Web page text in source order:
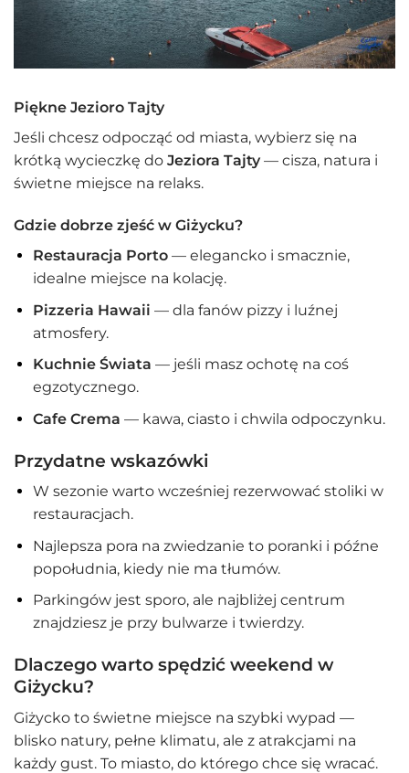
Piękne Jezioro Tajty
Jeśli chcesz odpocząć od miasta, wybierz się na
krótką wycieczkę do Jeziora Tajty — cisza, natura i
świetne miejsce na relaks.
Gdzie dobrze zjeść w Giżycku?
Restauracja Porto— elegancko i smacznie,
idealne miejsce na kolację.
Pizzeria Hawaii — dla fanów pizzy i luźnej
atmosfery.
Kuchnie Świata — jeśli masz ochotę na coś
egzotycznego.
Cafe Crema — kawa, ciasto i chwila odpoczynku.
Przydatne wskazówki
W sezonie warto wcześniej rezerwować stoliki w
restauracjach.
Najlepsza pora na zwiedzanie to poranki i późne
popołudnia, kiedy nie ma tłumów.
Parkingów jest sporo, ale najbliżej centrum
znajdziesz je przy bulwarze i twierdzy.
Dlaczego warto spędzić weekend w
Giżycku?
Giżycko to świetne miejsce na szybki wypad —
blisko natury, pełne klimatu, ale z atrakcjami na
każdy gust. To miasto, do którego chce się wracać.